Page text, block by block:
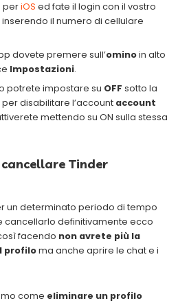
periOS ed fate il login con il vostro
il numero di cellulare
dovete premere sull’ominoin alto
Impostazioni.
potrete impostare su OFF sotto la
per disabilitare l’account account
mettendo su ON sulla stessa
Tinder
un determinato periodo di tempo
cancellarlo definitivamente ecco
facendo non avrete più la
profiloma anche aprire le chat e i
come eliminare un profilo